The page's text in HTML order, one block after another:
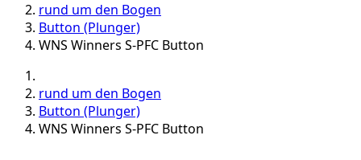
rund um den Bogen
Button (Plunger)
WNS Winners S-PFC Button
rund um den Bogen
Button (Plunger)
WNS Winners S-PFC Button